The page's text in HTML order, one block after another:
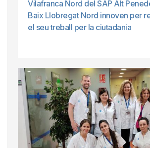
Vilafranca Nord del SAP Alt
Baix Llobregat Nord innoven per
el seu treball per la ciutadania